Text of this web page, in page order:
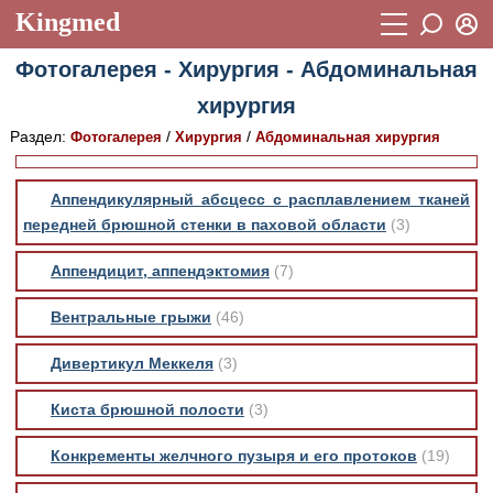
Kingmed
Учебный материал
Фотогалерея
Истории болезней 1268
Лекции и презентации 2474
Аккредитационные тесты (6)
Методические рекомендации 1050
Научно-популярное
Статьи
Новости (244)
Пароль
Восстановить пароль
Регистрация
Вход
Фотогалерея - Хирургия - Абдоминальная
хирургия
Раздел: Фотогалерея / Хирургия / Абдоминальная хирургия
Аппендикулярный абсцесс с расплавлением тканей
передней брюшной стенки в паховой области (3)
Аппендицит, аппендэктомия (7)
Вентральные грыжи (46)
Дивертикул Меккеля (3)
Киста брюшной полости (3)
Конкременты желчного пузыря и его протоков (19)